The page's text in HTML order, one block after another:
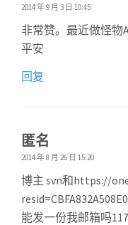
2014 年 9 月 3 日 10:45
非常赞。最近做怪物
平安
回复
匿名
2014 年 8 月 26 日 15:20
博主 svn和https://
能发一份我邮箱吗